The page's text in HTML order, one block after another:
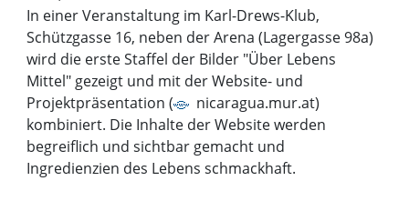
In einer Veranstaltung im Karl-Drews-Klub,
Schützgasse 16, neben der Arena (Lagergasse 98a)
wird die erste Staffel der Bilder "Über Lebens
Mittel" gezeigt und mit der Website- und
Projektpräsentation (
nicaragua.mur.at)
kombiniert. Die Inhalte der Website werden
begreiflich und sichtbar gemacht und
Ingredienzien des Lebens schmackhaft.